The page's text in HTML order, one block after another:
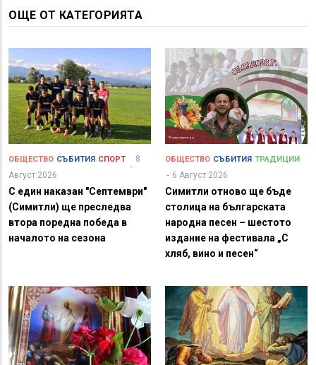
ОЩЕ ОТ КАТЕГОРИЯТА
ОБЩЕСТВО СЪБИТИЯ СПОРТ
8
Август 2026
С един наказан "Септември"
(Симитли) ще преследва
втора поредна победа в
началото на сезона
ОБЩЕСТВО СЪБИТИЯ ТРАДИЦИИ
6 Август 2026
Симитли отново ще бъде
столица на българската
народна песен – шестото
издание на фестивала „С
хляб, вино и песен“